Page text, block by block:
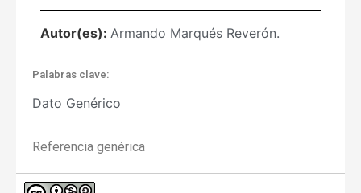
Autor(es): Armando Marqués Reverón.
Palabras clave:
Dato Genérico
Referencia genérica